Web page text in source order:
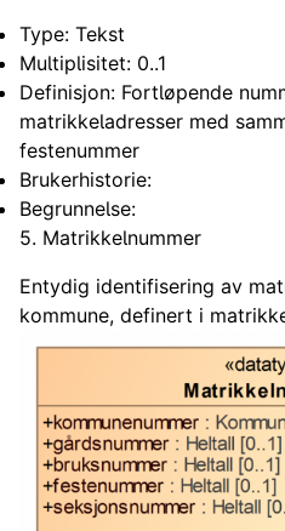
Type: Tekst
Multiplisitet: 0..1
Definisjon: Fortløpende
matrikkeladresser med
festenummer
Brukerhistorie:
Begrunnelse:
5. Matrikkelnummer
Entydig identifisering av
kommune, definert i